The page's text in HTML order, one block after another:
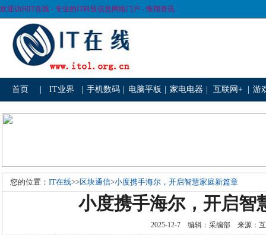
欢迎访问IT在线 - 专业的IT科技信息网络门户 - 惟翔资讯
首页 IT业界 手机数码 电脑平板 家电电器 互联网+ 游
您的位置： IT在线>>区块通信>小度携手海尔，开启智慧家庭新篇章
小度携手海尔，开启智
2025-12-7 编辑：采编部 来源：